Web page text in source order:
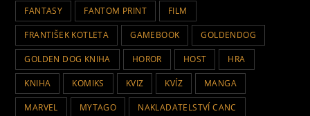
FANTASY FANTOM PRINT FILM
FRANTIŠEK KOTLETA GAMEBOOK GOLDENDOG
GOLDEN DOG KNIHA HOROR HOST HRA
KNIHA KOMIKS KVIZ KVÍZ MANGA
MARVEL MYTAGO NAKLADATELSTVÍ CANC